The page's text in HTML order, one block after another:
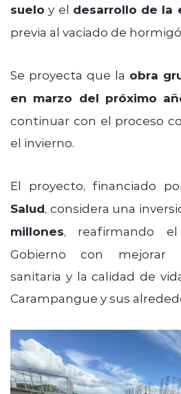
suelo y el desarrollo de la
previa al vaciado de
Se proyecta que la obra
en marzo del próximo
continuar con el proceso
el invierno.
El proyecto, financiado
Salud, considera una
millones, reafirmando
Gobierno con mejorar
sanitaria y la calidad de
Carampangue y sus